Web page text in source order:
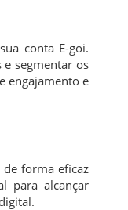
conta E-goi.
e segmentar os
engajamento e
forma eficaz
para alcançar